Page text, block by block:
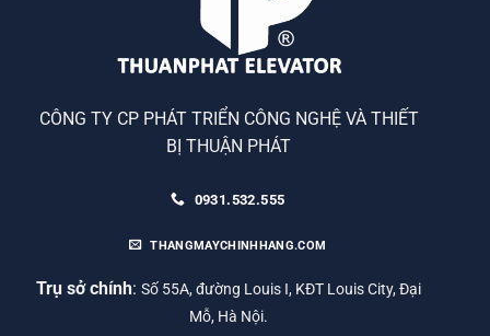
CÔNG TY CP PHÁT TRIỂN CÔNG NGHỆ VÀ THIẾT
BỊ THUẬN PHÁT
0931.532.555
THANGMAYCHINHHANG.COM
Trụ sở chính: Số 55A, đường Louis I, KĐT Louis City, Đại
Mỗ, Hà Nội.